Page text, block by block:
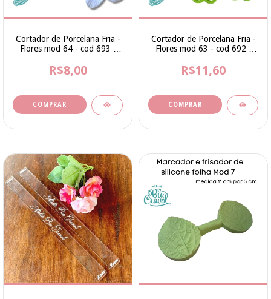
Cortador de Porcelana Fria -
Flores mod 64 - cod 693 -
Cravol
R$8,00
Cortador de Porcelana Fria -
Flores mod 63 - cod 692 -
Cravol
R$11,60